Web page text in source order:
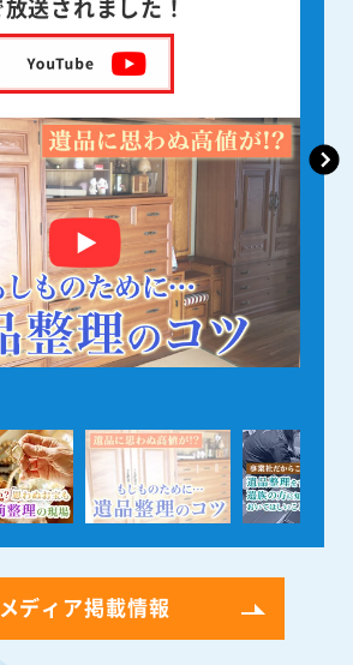
を出版しました！
メディア掲載情報